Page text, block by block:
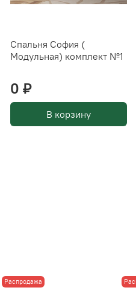
Спальня София (
Модульная) комплект №1
0 ₽
В корзину
Распродажа